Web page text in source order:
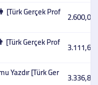
[Türk Gerçek Prof 2.600,00
[Türk Gerçek Prof 3.111,61
Yazdır [Türk Ger 3.336,89